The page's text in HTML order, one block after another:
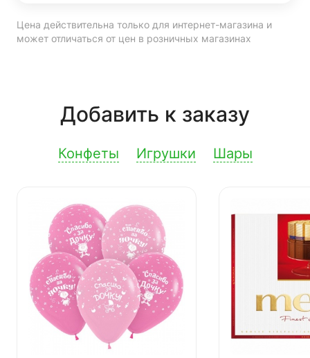
Цена действительна только для интернет-магазина и
может отличаться от цен в розничных магазинах
Добавить к заказу
Конфеты Игрушки Шары